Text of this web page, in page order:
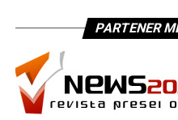
PARTENER